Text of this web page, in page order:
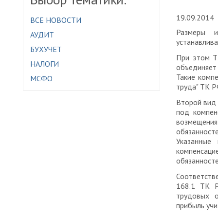
ВСЕ НОВОСТИ
АУДИТ
БУХУЧЕТ
НАЛОГИ
МСФО
19.09.2014
Размеры
При этом
Такие
труда" ТК
Второй вид
под
168.1 ТК
трудовых
прибыль